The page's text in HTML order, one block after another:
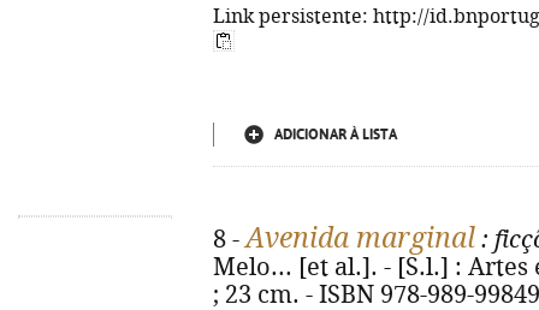
Link persistente: http://
ADICIONAR À LISTA
8 -Avenida marginal :
Melo... [et al.]. - [S.l.] : Artes
; 23 cm. - ISBN 978-989-